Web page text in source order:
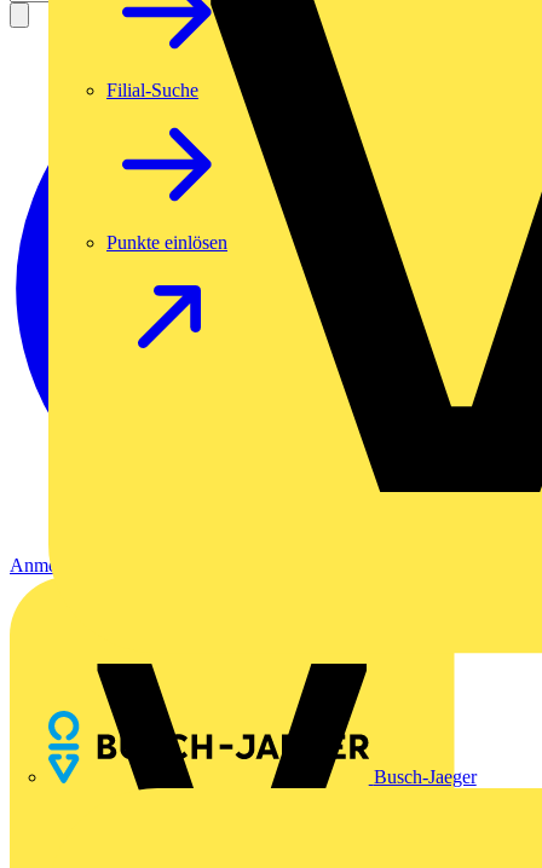
Busch-Jaeger
Filial-Suche
Punkte einlösen
Anmelden